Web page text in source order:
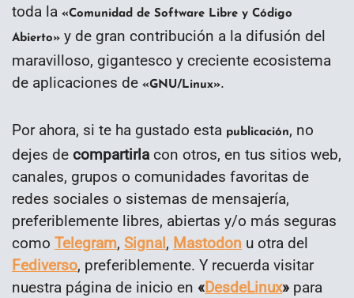
toda la «Comunidad de Software Libre y Código
Abierto» y de gran contribución a la difusión del
maravilloso, gigantesco y creciente ecosistema
de aplicaciones de «GNU/Linux».
Por ahora, si te ha gustado esta publicación, no
dejes de compartirla con otros, en tus sitios web,
canales, grupos o comunidades favoritas de
redes sociales o sistemas de mensajería,
preferiblemente libres, abiertas y/o más seguras
como Telegram, Signal, Mastodon u otra del
Fediverso, preferiblemente. Y recuerda visitar
nuestra página de inicio en «DesdeLinux» para